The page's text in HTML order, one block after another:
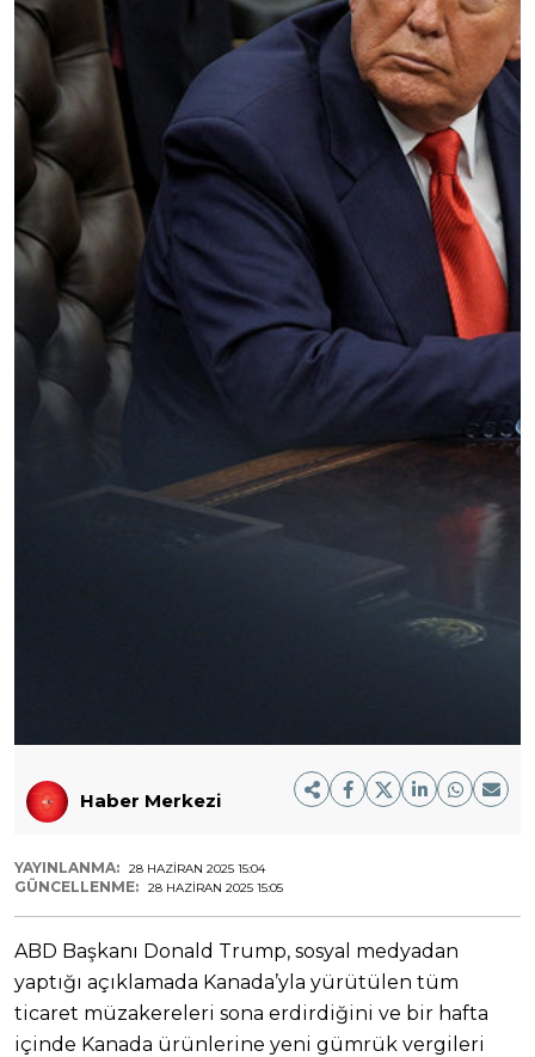
Haber Merkezi
YAYINLANMA: 28 HAZIRAN 2025 15:04
GÜNCELLENME: 28 HAZIRAN 2025 15:05
ABD Başkanı Donald Trump, sosyal medyadan
yaptığı açıklamada Kanada’yla yürütülen tüm
ticaret müzakereleri sona erdirdiğini ve bir hafta
içinde Kanada ürünlerine yeni gümrük vergileri